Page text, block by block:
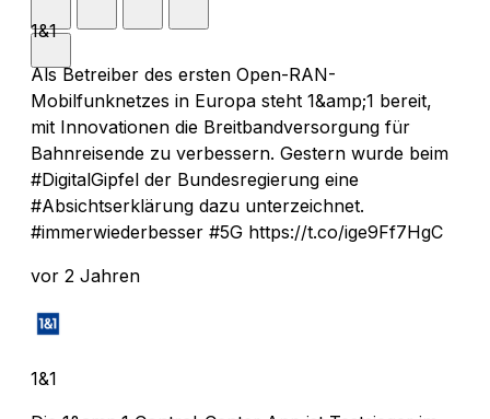
1&1
Als Betreiber des ersten Open-RAN-
Mobilfunknetzes in Europa steht 1&amp;1 bereit,
mit Innovationen die Breitbandversorgung für
Bahnreisende zu verbessern. Gestern wurde beim
#DigitalGipfel der Bundesregierung eine
#Absichtserklärung dazu unterzeichnet.
#immerwiederbesser #5G https://t.co/ige9Ff7HgC
vor 2 Jahren
1&1